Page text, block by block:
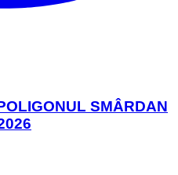
SMÂRDAN